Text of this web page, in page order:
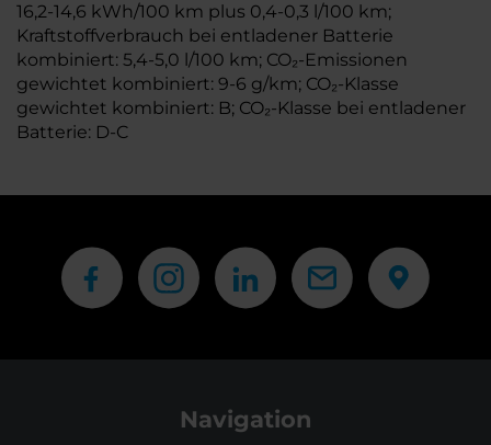
16,2-14,6 kWh/100 km plus 0,4-0,3 l/100 km;
Kraftstoffverbrauch bei entladener Batterie
kombiniert: 5,4-5,0 l/100 km; CO₂-Emissionen
gewichtet kombiniert: 9-6 g/km; CO₂-Klasse
gewichtet kombiniert: B; CO₂-Klasse bei entladener
Batterie: D-C
Navigation